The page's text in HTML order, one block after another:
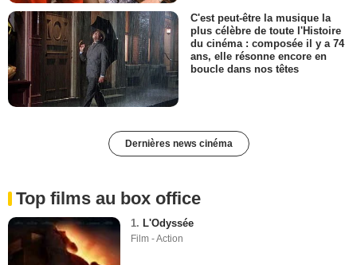
C'est peut-être la musique la
plus célèbre de toute l'Histoire
du cinéma : composée il y a 74
ans, elle résonne encore en
boucle dans nos têtes
Dernières news cinéma
Top films au box office
1. L'Odyssée
Film - Action